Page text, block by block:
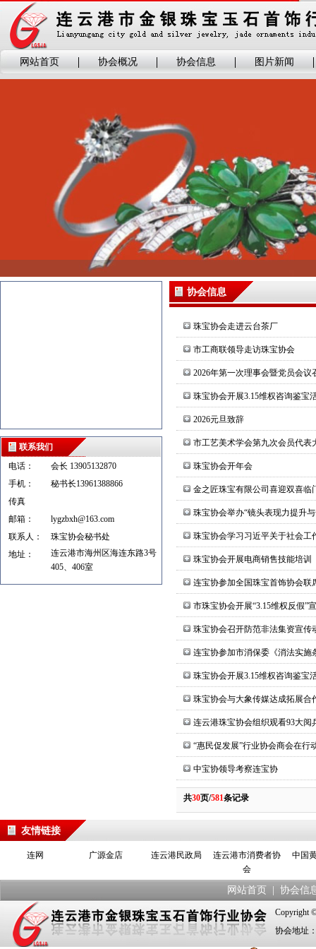
网站首页 协会概况 协会信息 图片新闻
联系我们
电话：
会长 13905132870
手机：
秘书长13961388866
传真
邮箱：
lygzbxh@163.com
联系人：
珠宝协会秘书处
地址：
连云港市海州区海连东路3号
405、406室
协会信息
珠宝协会走进云台茶厂
市工商联领导走访珠宝协会
2026年第一次理事会暨党员会议
珠宝协会开展3.15维权咨询鉴宝
2026元旦致辞
市工艺美术学会第九次会员代表
珠宝协会开年会
金之匠珠宝有限公司喜迎双喜临
珠宝协会举办“镜头表现力提升
珠宝协会学习习近平关于社会工
珠宝协会开展电商销售技能培训
连宝协参加全国珠宝首饰协会联
市珠宝协会开展“3.15维权反假”
珠宝协会召开防范非法集资宣传
连宝协参加市消保委《消法实施
珠宝协会开展3.15维权咨询鉴宝
珠宝协会与大象传媒达成拓展合
连云港珠宝协会组织观看93大阅
“惠民促发展”行业协会商会在行
中宝协领导考察连宝协
共30页/581条记录
友情链接
连网 广源金店 连云港民政局
连云港市消费者协
会
中国
网站首页 协会信
Copyright
协会地址